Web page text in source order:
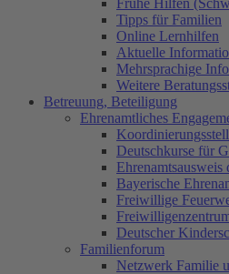
Frühe Hilfen
Tipps für Familien
Online Lernhilfen
Aktuelle
Mehrsprachige
Weitere
Betreuung, Beteiligung
Ehrenamtliches
Deutschkurse für
Ehrenamtsausweis
Bayerische
Freiwillige
Deutscher
Familienforum
Netzwerk Familie